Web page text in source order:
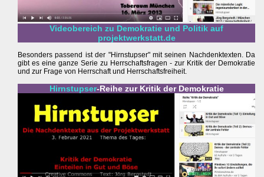
Videobereich zu Demokratie und Politik auf
projektwerkstatt.de
Besonders passend ist der "Hirnstupser" mit seinen Nachdenktexten. Da
gibt es eine ganze Serie zu Herrschaftsfragen - zur Kritik der Demokratie
und zur Frage von Herrschaft und Herrschaftsfreiheit.
Hirnstupser-Reihe zur Kritik der Demokratie